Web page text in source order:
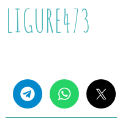
LIGURE473